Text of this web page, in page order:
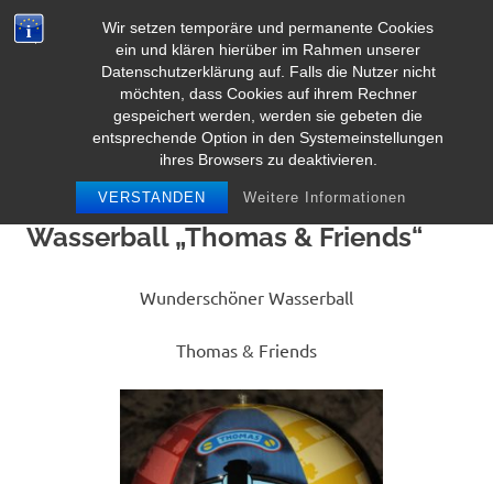
Wir setzen temporäre und permanente Cookies
ein und klären hierüber im Rahmen unserer
Datenschutzerklärung auf. Falls die Nutzer nicht
möchten, dass Cookies auf ihrem Rechner
gespeichert werden, werden sie gebeten die
entsprechende Option in den Systemeinstellungen
ihres Browsers zu deaktivieren.
VERSTANDEN Weitere Informationen
Zum
InhaltHerz Pooltoy
Wasserball „Thomas & Friends“
Wunderschöner Wasserball
Thomas & Friends